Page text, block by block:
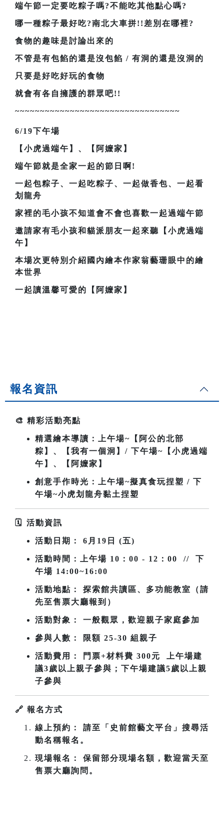
端午節一定要吃粽子嗎?不能吃其他點心嗎?
哪一種粽子最好吃?南北大車拼!!差別在哪裡?
食物的趣味是討論出來的
不管是有包餡的還是沒包餡 / 有洞的還是沒洞的
只要是好吃好玩的食物
就會有各自擁護的群眾吧!!
~~~~~~~~~~~~~~~~~~~~~~~~~~~~~~~~~
6/19下午場
【小虎過端午】、【阿嬤家】
端午節就是全家一起的節日啊!
一起包粽子、一起吃粽子、一起做香包、一起看
划龍舟
家裡的毛小孩不知道會不會也喜歡一起過端午節
邀請家有毛小孩和貓派朋友一起來聽【小虎過端
午】
本場次更特別介紹國內繪本作家翁藝珊眼中的繪
本世界
一起讀溫馨可愛的【阿嬤家】
報名資訊
🎨 精彩活動亮點
精選繪本導讀：上午場~ 【阿公的北部
粽】、【我有一個洞】/ 下午場~【小虎過端
午】、【阿嬤家】
創意手作時光：上午場~擬真食玩捏塑 / 下
午場~小虎划龍舟黏土捏塑
🗓 活動資訊
活動日期： 6 月19日 (五)
活動時間：上午場 10 ：00 - 12：00 // 下
午場 14:00~16:00
活動地點： 探索館共讀區、多功能教室（請
先至售票大廳報到）
活動對象： 一般觀眾，歡迎親子家庭參加
參與人數： 限額 25-30 組親子
活動費用： 門票+材料費 300元 上午場建
議3歲以上親子參與；下午場建議5歲以上親
子參與
🔗 報名方式
線上預約： 請至「史前館藝文平台」搜尋活
動名稱報名。
現場報名： 保留部分現場名額，歡迎當天至
售票大廳詢問。